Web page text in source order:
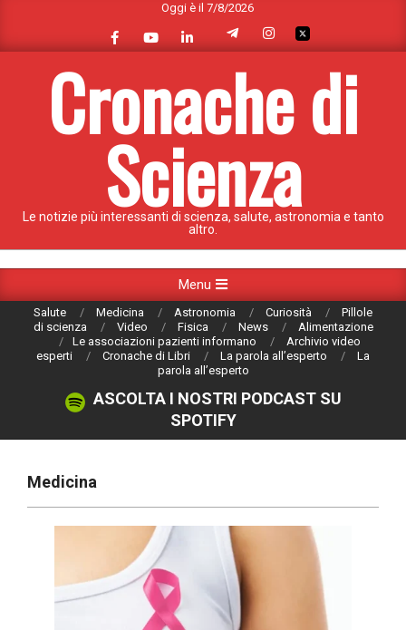
content
Oggi è il 7/8/2026
Cronache di
Scienza
Le notizie più interessanti di scienza, salute, astronomia e tanto
altro.
Navigation
Menu
Salute Medicina Astronomia Curiosità
Pillole
di scienza
Video Fisica News
Alimentazione
Le associazioni pazienti informano
Archivio video
esperti
Cronache di Libri La parola all’esperto
La
parola all’esperto
ASCOLTA I NOSTRI PODCAST SU
SPOTIFY
Medicina